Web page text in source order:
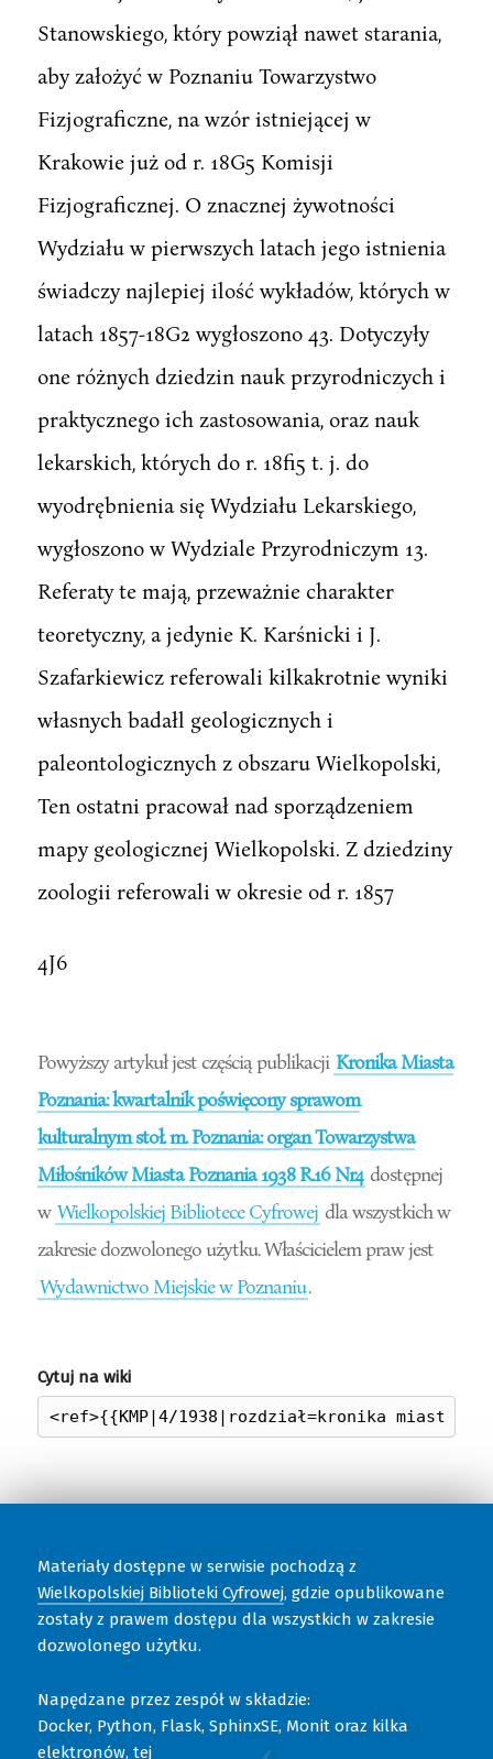
Stanowskiego, który powziął nawet starania,
aby założyć w Poznaniu Towarzystwo
Fizjograficzne, na wzór istniejącej w
Krakowie już od r. 18G5 Komisji
Fizjograficznej. O znacznej żywotności
Wydziału w pierwszych latach jego istnienia
świadczy najlepiej ilość wykładów, których w
latach 1857-18G2 wygłoszono 43. Dotyczyły
one różnych dziedzin nauk przyrodniczych i
praktycznego ich zastosowania, oraz nauk
lekarskich, których do r. 18fi5 t. j. do
wyodrębnienia się Wydziału Lekarskiego,
wygłoszono w Wydziale Przyrodniczym 13.
Referaty te mają, przeważnie charakter
teoretyczny, a jedynie K. Karśnicki i J.
Szafarkiewicz referowali kilkakrotnie wyniki
własnych badałl geologicznych i
paleontologicznych z obszaru Wielkopolski,
Ten ostatni pracował nad sporządzeniem
mapy geologicznej Wielkopolski. Z dziedziny
zoologii referowali w okresie od r. 1857
4J6
Powyższy artykuł jest częścią publikacji Kronika Miasta
Poznania: kwartalnik poświęcony sprawom
kulturalnym stoł. m. Poznania: organ Towarzystwa
Miłośników Miasta Poznania 1938 R.16 Nr4 dostępnej
w Wielkopolskiej Bibliotece Cyfrowej dla wszystkich w
zakresie dozwolonego użytku. Właścicielem praw jest
Wydawnictwo Miejskie w Poznaniu.
Cytuj na wiki
Materiały dostępne w serwisie pochodzą z
Wielkopolskiej Biblioteki Cyfrowej, gdzie opublikowane
zostały z prawem dostępu dla wszystkich w zakresie
dozwolonego użytku.
Napędzane przez zespół w składzie:
Docker, Python, Flask, SphinxSE, Monit oraz kilka
elektronów, tej